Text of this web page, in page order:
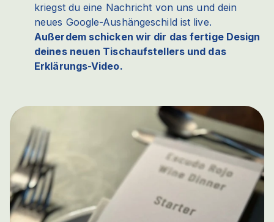
kriegst du eine Nachricht von uns und dein
neues Google-Aushängeschild ist live.
Außerdem schicken wir dir das fertige Design
deines neuen Tischaufstellers und das
Erklärungs-Video.